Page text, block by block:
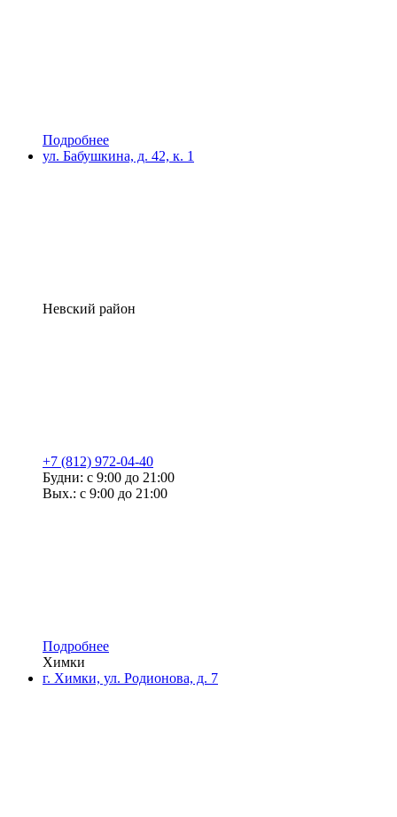
Подробнее
ул. Бабушкина, д. 42, к. 1
Невский район
+7 (812) 972-04-40
Будни: с 9:00 до 21:00
Вых.: с 9:00 до 21:00
Подробнее
Химки
г. Химки, ул. Родионова, д. 7